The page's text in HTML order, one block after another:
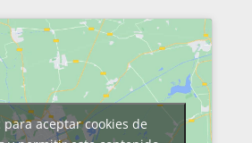
para aceptar cookies de